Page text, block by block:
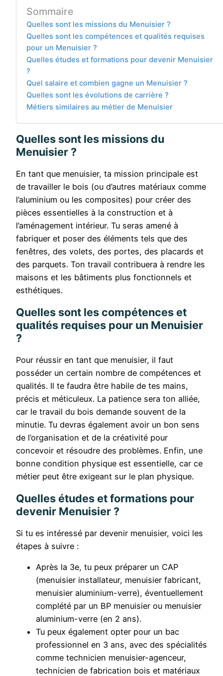
Sommaire
Quelles sont les missions du Menuisier ?
Quelles sont les compétences et qualités requises
pour un Menuisier ?
Quelles études et formations pour devenir Menuisier
?
Quel salaire et combien gagne un Menuisier ?
Quelles sont les évolutions de carrière ?
Métiers similaires au métier de Menuisier
Quelles sont les missions du
Menuisier ?
En tant que menuisier, ta mission principale est
de travailler le bois (ou d’autres matériaux comme
l’aluminium ou les composites) pour créer des
pièces essentielles à la construction et à
l’aménagement intérieur. Tu seras amené à
fabriquer et poser des éléments tels que des
fenêtres, des volets, des portes, des placards et
des parquets. Ton travail contribuera à rendre les
maisons et les bâtiments plus fonctionnels et
esthétiques.
Quelles sont les compétences et
qualités requises pour un Menuisier
?
Pour réussir en tant que menuisier, il faut
posséder un certain nombre de compétences et
qualités. Il te faudra être habile de tes mains,
précis et méticuleux. La patience sera ton alliée,
car le travail du bois demande souvent de la
minutie. Tu devras également avoir un bon sens
de l’organisation et de la créativité pour
concevoir et résoudre des problèmes. Enfin, une
bonne condition physique est essentielle, car ce
métier peut être exigeant sur le plan physique.
Quelles études et formations pour
devenir Menuisier ?
Si tu es intéressé par devenir menuisier, voici les
étapes à suivre :
Après la 3e, tu peux préparer un CAP
(menuisier installateur, menuisier fabricant,
menuisier aluminium-verre), éventuellement
complété par un BP menuisier ou menuisier
aluminium-verre (en 2 ans).
Tu peux également opter pour un bac
professionnel en 3 ans, avec des spécialités
comme technicien menuisier-agenceur,
technicien de fabrication bois et matériaux